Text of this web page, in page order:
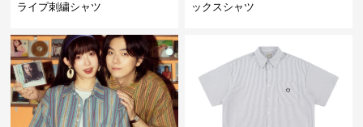
ライプ刺繍シャツ
ックスシャツ